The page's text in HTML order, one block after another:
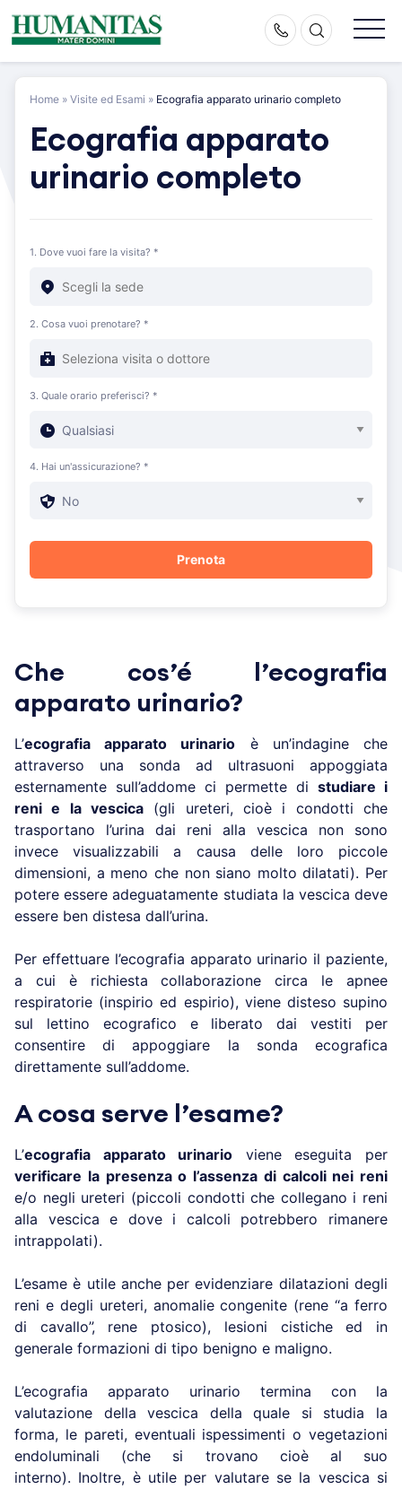
Skip
to
Home » Visite ed Esami » Ecografia apparato urinario completo
Ecografia apparato
urinario completo
1. Dove vuoi fare la visita? *
2. Cosa vuoi prenotare? *
3. Quale orario preferisci? *
4. Hai un'assicurazione? *
Che cos’é l’ecografia
apparato urinario?
L’ecografia apparato urinario è un’indagine che
attraverso una sonda ad ultrasuoni appoggiata
esternamente sull’addome ci permette di studiare i
reni e la vescica (gli ureteri, cioè i condotti che
trasportano l’urina dai reni alla vescica non sono
invece visualizzabili a causa delle loro piccole
dimensioni, a meno che non siano molto dilatati). Per
potere essere adeguatamente studiata la vescica deve
essere ben distesa dall’urina.
Per effettuare l’ecografia apparato urinario il paziente,
a cui è richiesta collaborazione circa le apnee
respiratorie (inspirio ed espirio), viene disteso supino
sul lettino ecografico e liberato dai vestiti per
consentire di appoggiare la sonda ecografica
direttamente sull’addome.
A cosa serve l’esame?
L’ecografia apparato urinario viene eseguita per
verificare la presenza o l’assenza di calcoli nei reni
e/o negli ureteri (piccoli condotti che collegano i reni
alla vescica e dove i calcoli potrebbero rimanere
intrappolati).
L’esame è utile anche per evidenziare dilatazioni degli
reni e degli ureteri, anomalie congenite (rene “a ferro
di cavallo”, rene ptosico), lesioni cistiche ed in
generale formazioni di tipo benigno e maligno.
L’ecografia apparato urinario termina con la
valutazione della vescica della quale si studia la
forma, le pareti, eventuali ispessimenti o vegetazioni
endoluminali (che si trovano cioè al suo
interno). Inoltre, è utile per valutare se la vescica si